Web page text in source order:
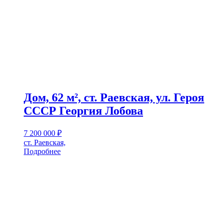
Дом, 62 м², ст. Раевская, ул. Героя
СССР Георгия Лобова
7 200 000 ₽
ст. Раевская,
Подробнее